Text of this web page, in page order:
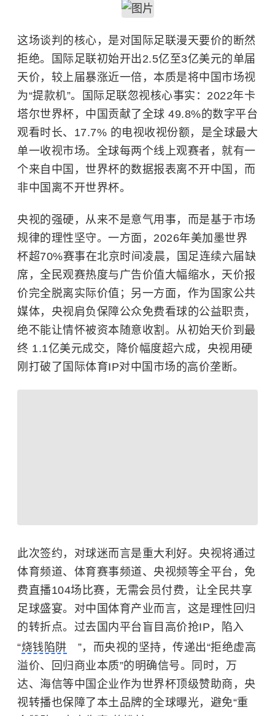
这场谈判的核心，是对国际足联漫天要价的断然
拒绝。国际足联初始开出2.5亿至3亿美元的单届
天价，较上届暴涨近一倍，本质是将中国市场视
为“提款机”。国际足联忽视核心事实：2022年卡
塔尔世界杯，中国贡献了全球 49.8%的数字平台
观看时长、17.7% 的电视收视份额，是全球最大
单一收视市场。全球每两个线上观赛者，就有一
个来自中国，世界杯的数据报表离不开中国，而
非中国离不开世界杯。
央视的强硬，从来不是意气用事，而是基于市场
规律的理性坚守。一方面，2026年美加墨世界
杯超70%赛事在北京时间凌晨，国足连续六届缺
席，全民观赛热度与广告价值大幅缩水，天价报
价完全脱离实际价值；另一方面，作为国家公共
媒体，央视肩负保障公众免费看球的公益职责，
绝不能让情怀被资本随意收割。从初始天价到最
终 1.1亿美元成交，降价幅度超六成，央视用硬
刚打破了国际体育IP对中国市场的高价垄断。
此次签约，对球迷而言是重大利好。央视将通过
体育频道、体育赛事频道、央视频等全平台，免
费直播104场比赛，无需会员付费，让全民共享
足球盛宴。对中国体育产业而言，这是理性回归
的转折点。过去国内平台盲目高价抢IP，陷入
“烧钱陷阱
”，而央视的坚持，传递出“拒绝虚高
溢价、回归商业本质”的明确信号。同时，万
达、海信等中国企业作为世界杯顶级赞助商，央
视转播也保障了本土品牌的全球曝光，避免“重